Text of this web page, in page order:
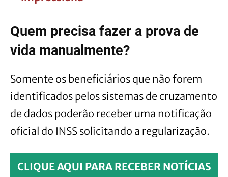
Quem precisa fazer a prova de
vida manualmente?
Somente os beneficiários que não forem
identificados pelos sistemas de cruzamento
de dados poderão receber uma notificação
oficial do INSS solicitando a regularização.
CLIQUE AQUI PARA RECEBER NOTÍCIAS